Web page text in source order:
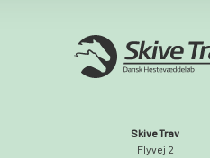
Skive Trav
Flyvej 2